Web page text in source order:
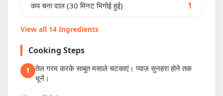
कप चना दाल (30 मिनट भिगोई हुई) 1
View all 14 Ingredients
Cooking Steps
1
तेल गरम करके साबुत मसाले चटकाएं। प्याज़ सुनहरा होने तक
भूनें।